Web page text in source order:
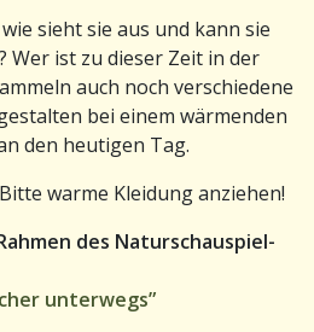
sieht sie aus und kann sie
Wer ist zu dieser Zeit in der
auch noch verschiedene
bei einem wärmenden
den heutigen Tag.
warme Kleidung anziehen!
des Naturschauspiel-
unterwegs”